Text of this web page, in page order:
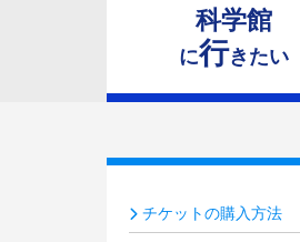
科学館
に行きたい
チケットの購入方法